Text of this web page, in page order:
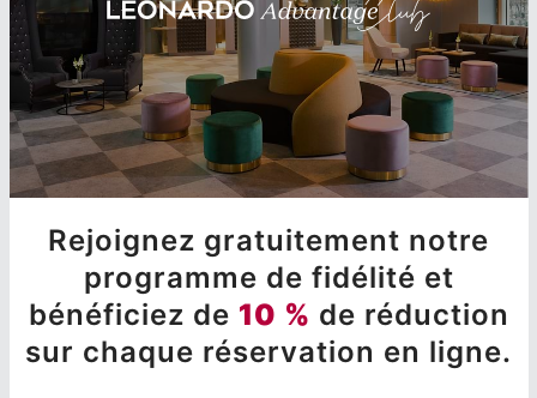
Rejoignez gratuitement notre
programme de fidélité et
bénéficiez de 10 % de réduction
sur chaque réservation en ligne.